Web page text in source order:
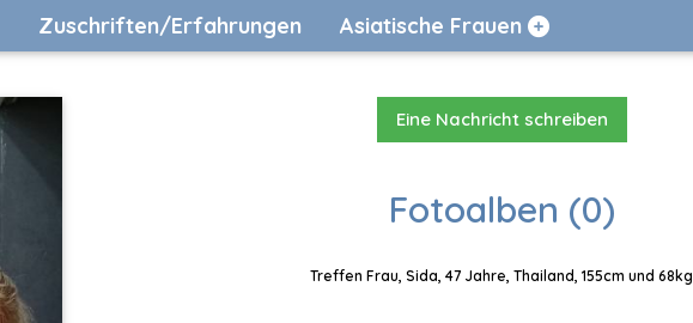
Zuschriften/Erfahrungen Asiatische Frauen
Eine Nachricht schreiben
Fotoalben (0)
Treffen Frau, Sida, 47 Jahre, Thailand, 155cm und 68kg